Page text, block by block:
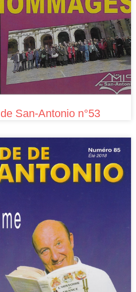
San-Antonio n°53